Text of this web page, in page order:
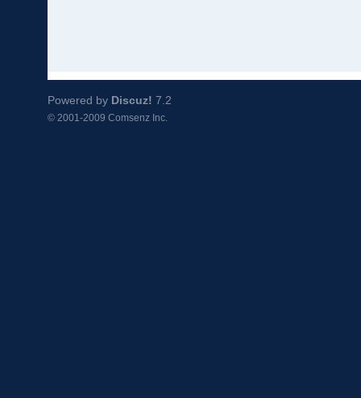
Powered by Discuz! 7.2
© 2001-2009 Comsenz Inc.